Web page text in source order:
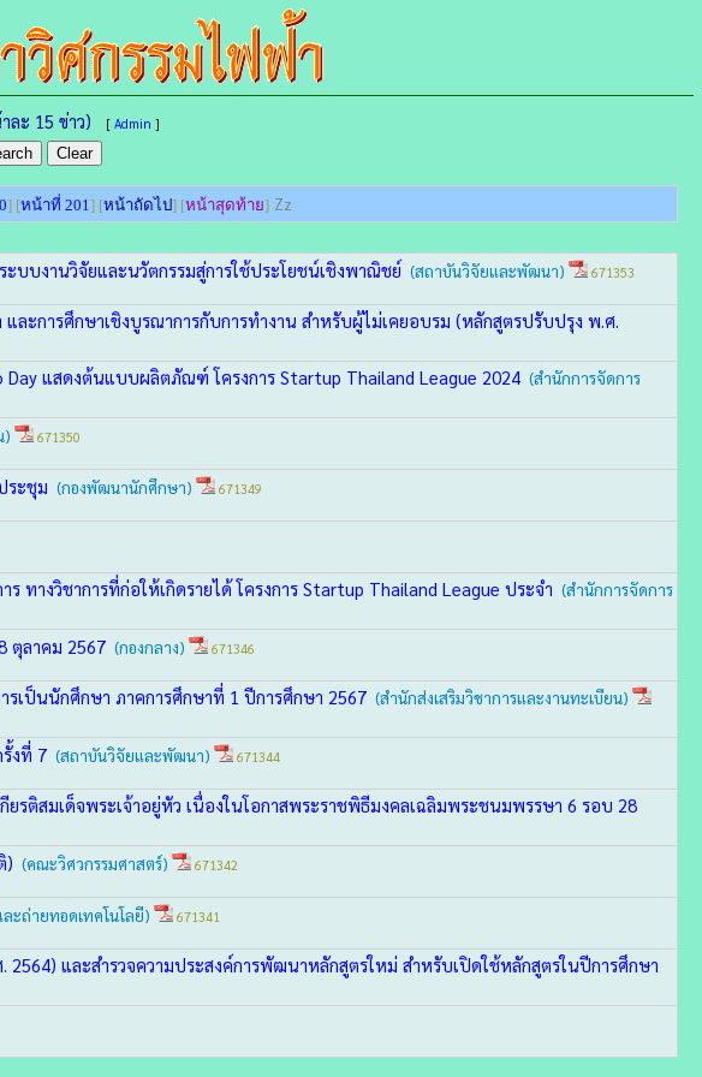
ะ 15 ข่าว) [ Admin ]
] [หน้าที่ 201] [หน้าถัดไป] [หน้าสุดท้าย] Zz
บบงานวิจัยและนวัตกรรมสู่การใช้ประโยชน์เชิงพาณิชย์ (สถาบันวิจัยและพัฒนา) 671353
ะการศึกษาเชิงบูรณาการกับการทำงาน สำหรับผู้ไม่เคยอบรม (หลักสูตรปรับปรุง พ.ศ.
Day แสดงต้นแบบผลิตภัณฑ์ โครงการ Startup Thailand League 2024 (สำนักการจัดการ
) 671350
ระชุม (กองพัฒนานักศึกษา) 671349
างวิชาการที่ก่อให้เกิดรายได้ โครงการ Startup Thailand League ประจำ (สำนักการจัดการ
ตุลาคม 2567 (กองกลาง) 671346
รเป็นนักศึกษา ภาคการศึกษาที่ 1 ปีการศึกษา 2567 (สำนักส่งเสริมวิชาการและงานทะเบียน)
งที่ 7 (สถาบันวิจัยและพัฒนา) 671344
รติสมเด็จพระเจ้าอยู่หัว เนื่องในโอกาสพระราชพิธีมงคลเฉลิมพระชนมพรรษา 6 รอบ 28
) (คณะวิศวกรรมศาสตร์) 671342
ะถ่ายทอดเทคโนโลยี) 671341
และสำรวจความประสงค์การพัฒนาหลักสูตรใหม่ สำหรับเปิดใช้หลักสูตรในปีการศึกษา